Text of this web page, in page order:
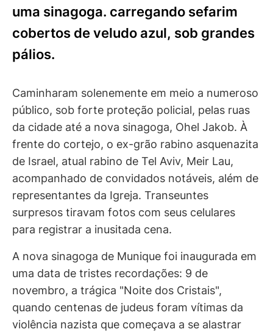
uma sinagoga. carregando sefarim
cobertos de veludo azul, sob grandes
pálios.
Caminharam solenemente em meio a numeroso
público, sob forte proteção policial, pelas ruas
da cidade até a nova sinagoga, Ohel Jakob. À
frente do cortejo, o ex-grão rabino asquenazita
de Israel, atual rabino de Tel Aviv, Meir Lau,
acompanhado de convidados notáveis, além de
representantes da Igreja. Transeuntes
surpresos tiravam fotos com seus celulares
para registrar a inusitada cena.
A nova sinagoga de Munique foi inaugurada em
uma data de tristes recordações: 9 de
novembro, a trágica "Noite dos Cristais",
quando centenas de judeus foram vítimas da
violência nazista que começava a se alastrar